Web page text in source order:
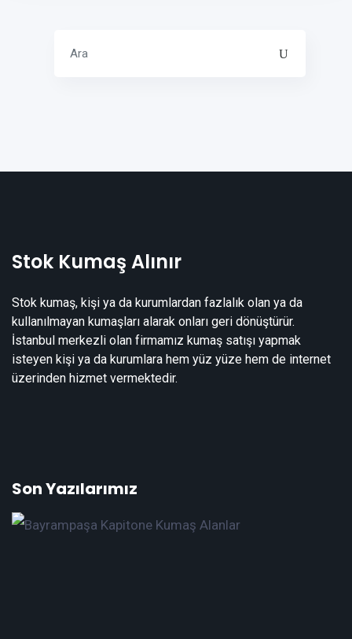
Stok Kumaş Alınır
Stok kumaş, kişi ya da kurumlardan fazlalık olan ya da
kullanılmayan kumaşları alarak onları geri dönüştürür.
İstanbul merkezli olan firmamız kumaş satışı yapmak
isteyen kişi ya da kurumlara hem yüz yüze hem de internet
üzerinden hizmet vermektedir.
Son Yazılarımız